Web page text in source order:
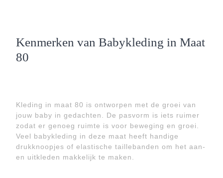
Kenmerken van Babykleding in Maat
80
Kleding in maat 80 is ontworpen met de groei van
jouw baby in gedachten. De pasvorm is iets ruimer
zodat er genoeg ruimte is voor beweging en groei.
Veel babykleding in deze maat heeft handige
drukknoopjes of elastische taillebanden om het aan-
en uitkleden makkelijk te maken.